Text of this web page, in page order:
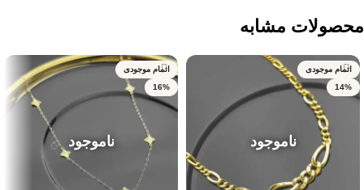
محصولات مشابه
اتمام موجودی
14%
ناموجود
اتمام موجودی
16%
ناموجود